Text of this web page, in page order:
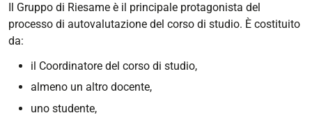
Il Gruppo di Riesame è il principale protagonista del
processo di autovalutazione del corso di studio. È costituito
da:
il Coordinatore del corso di studio,
almeno un altro docente,
uno studente,